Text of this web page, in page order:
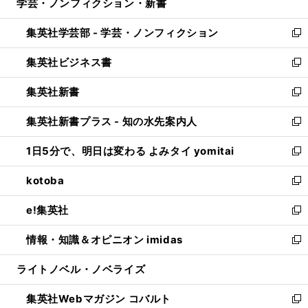
開
く
ウ
で
開
く
ン
ド
ウ
で
開
く
ウ
ィ
ン
ド
ウ
で
開
く
学芸・ノンフィクション・新書
集英社学芸部 - 学芸・ノンフィクション
新
し
い
ウ
ィ
ン
ド
ウ
で
開
く
集英社ビジネス書
新
し
い
ウ
ィ
ン
ド
ウ
で
開
く
集英社新書
新
し
い
ウ
ィ
ン
ド
ウ
で
開
く
集英社新書プラス - 知の水先案内人
新
し
い
ウ
ィ
ン
ド
ウ
で
開
1日5分で、明日は変わる よみタイ yomitai
新
し
い
ウ
ィ
ン
ド
ウ
開
く
kotoba
新
し
い
ウ
ィ
ン
ウ
で
e!集英社
新
し
い
ウ
ン
ド
情報・知識＆オピニオン imidas
新
し
ウ
ィ
ライトノベル・ノベライズ
集英社Webマガジン コバルト 新